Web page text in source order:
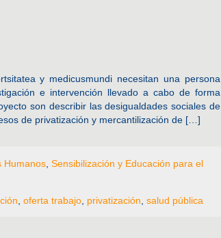
y medicusmundi necesitan una persona
e intervención llevado a cabo de forma
son describir las desigualdades sociales de
de privatización y mercantilización de […]
Humanos Sensibilización y Educación para el
oferta trabajo privatización salud pública